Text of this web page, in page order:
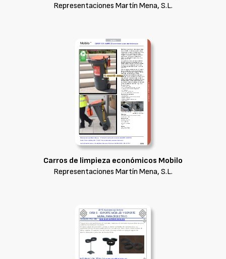
Representaciones Martín Mena, S.L.
Carros de limpieza económicos Mobilo
Representaciones Martín Mena, S.L.